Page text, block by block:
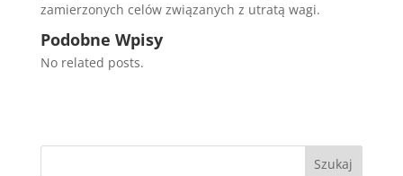
zamierzonych celów związanych z utratą wagi.
Podobne Wpisy
No related posts.